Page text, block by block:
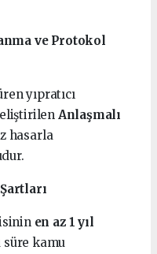
ve Protokol
yıpratıcı
Anlaşmalı
hasarla
en az 1 yıl
süre kamu